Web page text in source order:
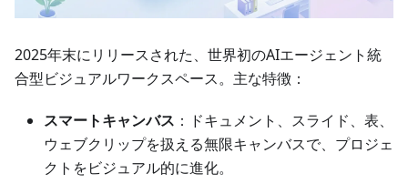
2025年末にリリースされた、世界初のAIエージェント統
合型ビジュアルワークスペース。主な特徴：
スマートキャンバス ：ドキュメント、スライド、表、
ウェブクリップを扱える無限キャンバスで、プロジェ
クトをビジュアル的に進化。